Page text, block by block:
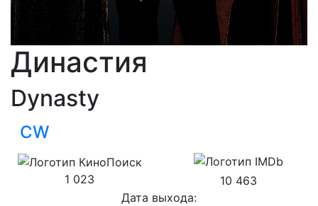
Династия
Dynasty
CW
1 023
10 463
Дата выхода: